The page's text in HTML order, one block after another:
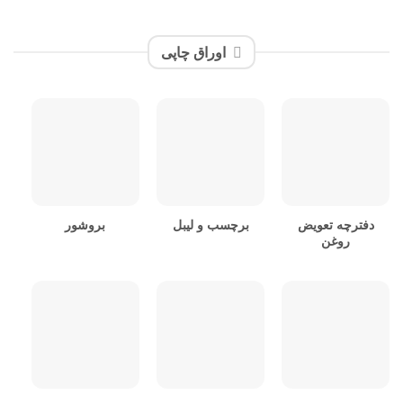
اوراق چاپی
دفترچه تعویض
روغن
برچسب و لیبل بروشور